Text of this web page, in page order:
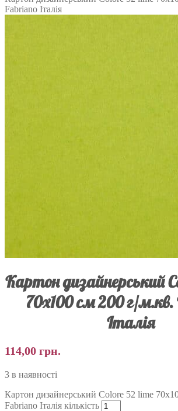
Fabriano Італія
Картон дизайнерський
70х100 см 200 г/
Італія
114,00 грн.
3 в наявності
Картон дизайнерський Colore 52 lime
Fabriano Італія кількість